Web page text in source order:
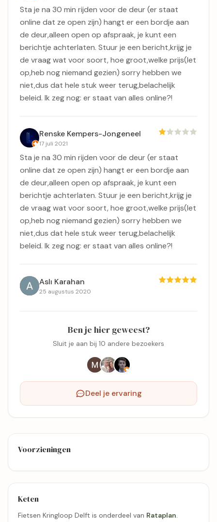
Sta je na 30 min rijden voor de deur (er staat
online dat ze open zijn) hangt er een bordje aan
de deur,alleen open op afspraak, je kunt een
berichtje achterlaten. Stuur je een bericht,krijg je
de vraag wat voor soort, hoe groot,welke prijs(let
op,heb nog niemand gezien) sorry hebben we
niet,dus dat hele stuk weer terug,belachelijk
beleid. Ik zeg nog: er staat van alles online?!
Renske Kempers-Jongeneel
17 juli 2021
Sta je na 30 min rijden voor de deur (er staat
online dat ze open zijn) hangt er een bordje aan
de deur,alleen open op afspraak, je kunt een
berichtje achterlaten. Stuur je een bericht,krijg je
de vraag wat voor soort, hoe groot,welke prijs(let
op,heb nog niemand gezien) sorry hebben we
niet,dus dat hele stuk weer terug,belachelijk
beleid. Ik zeg nog: er staat van alles online?!
Aslı Karahan
25 augustus 2020
Ben je hier geweest?
Sluit je aan bij 10 andere bezoekers
Deel je ervaring
Voorzieningen
Keten
Fietsen Kringloop Delft is onderdeel van Rataplan.